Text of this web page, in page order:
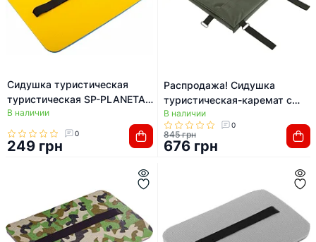
Сидушка туристическая
туристическая SP-PLANETA
TY-3264 (Желтый-голубой)
В наличии
0
249 грн
Распродажа! Сидушка
туристическая-каремат с
креплением MOLLE Champion
TY-8946
37х32х3,6см/74х32х1,8см
В наличии
0
845 грн
676 грн